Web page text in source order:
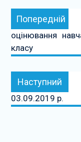
Навігація
записів
Попередній
оцінювання
класу
Наступний
03.09.2019 р.